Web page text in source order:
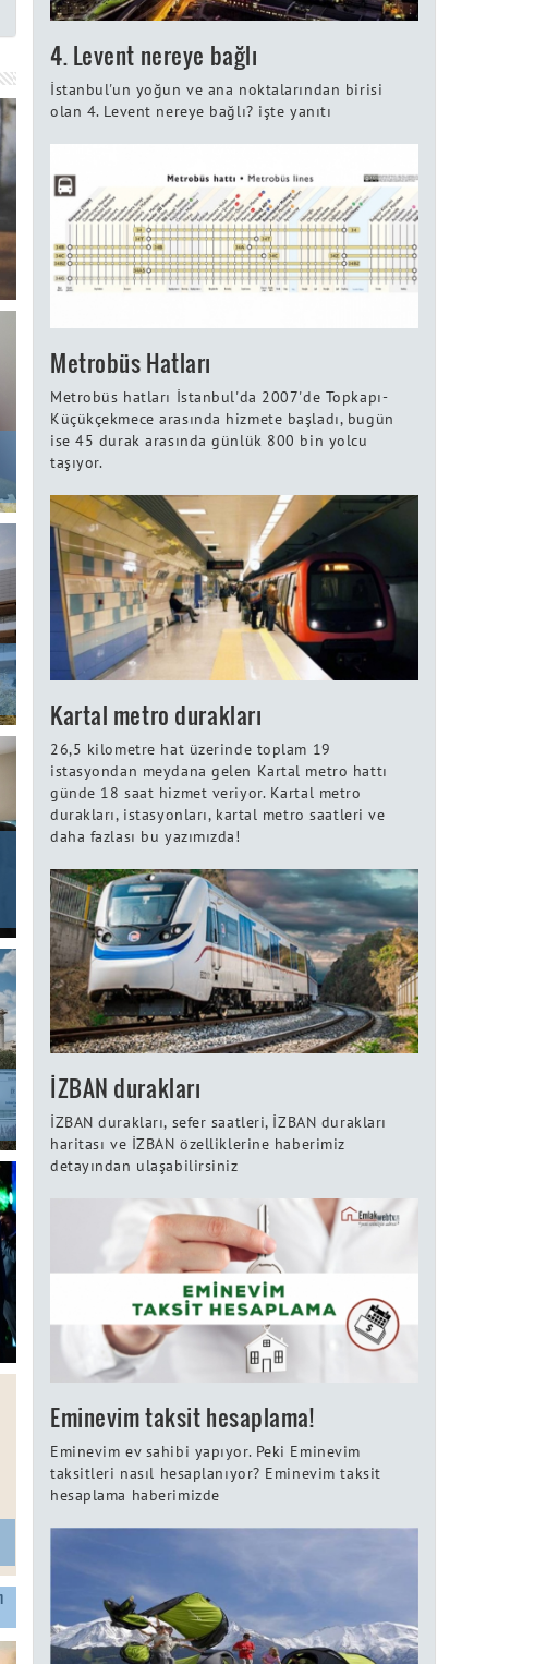
4. Levent nereye bağlı
İstanbul'un yoğun ve ana noktalarından birisi
olan 4. Levent nereye bağlı? işte yanıtı
Metrobüs Hatları
Metrobüs hatları İstanbul'da 2007'de Topkapı-
Küçükçekmece arasında hizmete başladı, bugün
ise 45 durak arasında günlük 800 bin yolcu
taşıyor.
Kartal metro durakları
26,5 kilometre hat üzerinde toplam 19
istasyondan meydana gelen Kartal metro hattı
günde 18 saat hizmet veriyor. Kartal metro
durakları, istasyonları, kartal metro saatleri ve
daha fazlası bu yazımızda!
İZBAN durakları
İZBAN durakları, sefer saatleri, İZBAN durakları
haritası ve İZBAN özelliklerine haberimiz
detayından ulaşabilirsiniz
Eminevim taksit hesaplama!
Eminevim ev sahibi yapıyor. Peki Eminevim
taksitleri nasıl hesaplanıyor? Eminevim taksit
hesaplama haberimizde